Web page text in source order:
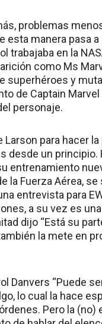
problemas
esta manera pasa
trabajaba en la
como Ms
superhéroes y
de Captain
personaje.
para hacer la
desde un principio.
entrenamiento
la Fuerza Aérea, se
entrevista para
a su vez es
dijo “Está su
la mete en
Danvers “Puede
lo cual la hace
Pero la (no)